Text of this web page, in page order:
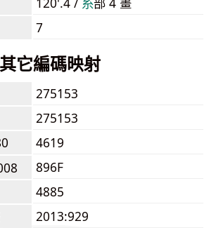
7
它編碼映射
275153
275153
4619
896F
4885
2013:929